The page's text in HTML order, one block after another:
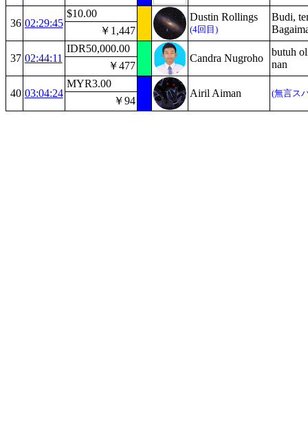
36 02:29:45
$10.00 Dustin Rollings
(4回目)
Budi,
￥1,447
37 02:44:11
IDR50,000.00
Candra Nugroho
butuh
nan
￥477
40 03:04:24
MYR3.00
Airil Aiman
(無言ス
￥94